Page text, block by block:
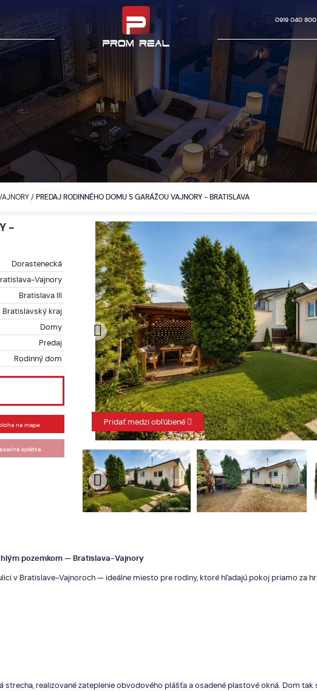
0919 040 800
/PREDAJ RODINNÉHO DOMU S GARÁŽOU VAJNORY - BRATISLAVA
-
Dorastenecká
Vajnory
Bratislava III
Bratislavský kraj
Domy
Predaj
Rodinný dom
na mape
splátka
Pridať medzi obľúbené
pozemkom — Bratislava-Vajnory
v Bratislave-Vajnoroch — ideálne miesto pre rodiny, ktoré hľadajú pokoj priamo za
realizované zateplenie obvodového plášťa a osadené plastové okná. Dom